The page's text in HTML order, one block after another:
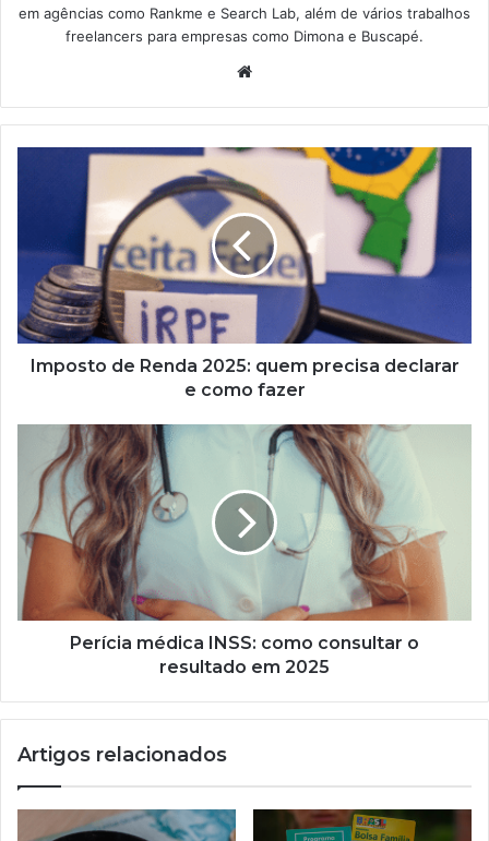
em agências como Rankme e Search Lab, além de vários trabalhos
freelancers para empresas como Dimona e Buscapé.
quem
precisa
declarar
e
como
fazer
Imposto de Renda 2025: quem precisa declarar
e como fazer
médica
INSS:
como
consultar
resultado
em
2025
Perícia médica INSS: como consultar o
resultado em 2025
Artigos relacionados